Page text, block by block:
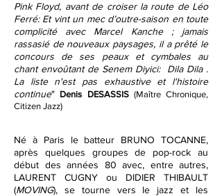
Pink Floyd, avant de croiser la route de Léo
Ferré: Et vint un mec d’outre-saison en toute
complicité avec
Marcel Kanche; jamais
rassasié de nouveaux paysages, il a prêté le
concours de ses peaux et cymbales au
chant envoûtant de Senem Diyici: Dila Dila .
La liste n'est pas exhaustive et l'histoire
continue" Denis DESASSIS (Maître Chronique,
Citizen Jazz)
Né à Paris le batteur BRUNO TOCANNE,
après quelques groupes de pop-rock au
début des années 80 avec, entre autres,
LAURENT CUGNY ou DIDIER THIBAULT
(MOVING), se tourne vers le jazz et les